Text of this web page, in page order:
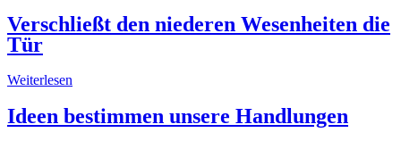
Verschließt den niederen Wesenheiten die
Tür
Weiterlesen
Ideen bestimmen unsere Handlungen